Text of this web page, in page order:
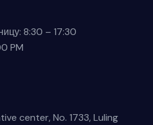
8:30 – 17:30
PM
center, No. 1733, Luling